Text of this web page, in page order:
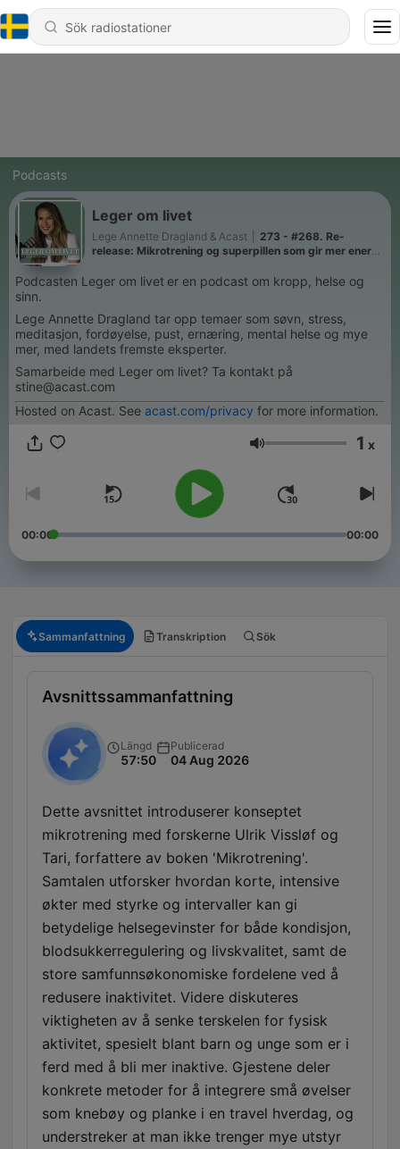
Podcasts
Leger om livet
Lege Annette Dragland & Acast
273 - #268. Re-
release: Mikrotrening og superpillen som gir mer energi,
Wisløff og forsker Atefe Tari.
Podcasten Leger om livet er en podcast om kropp, helse og
sinn.
Lege Annette Dragland tar opp temaer som søvn, stress,
meditasjon, fordøyelse, pust, ernæring, mental helse og mye
mer, med landets fremste eksperter.
Samarbeide med Leger om livet? Ta kontakt på
stine@acast.com
Hosted on Acast. See acast.com/privacy for more information.
Volym 1 x
00:00 00:00
Sammanfattning Transkription Sök
Avsnittssammanfattning
Längd
57:50
Publicerad
04 Aug 2026
Dette avsnittet introduserer konseptet
mikrotrening med forskerne Ulrik Vissløf og
Tari, forfattere av boken 'Mikrotrening'.
Samtalen utforsker hvordan korte, intensive
økter med styrke og intervaller kan gi
betydelige helsegevinster for både kondisjon,
blodsukkerregulering og livskvalitet, samt de
store samfunnsøkonomiske fordelene ved å
redusere inaktivitet. Videre diskuteres
viktigheten av å senke terskelen for fysisk
aktivitet, spesielt blant barn og unge som er i
ferd med å bli mer inaktive. Gjestene deler
konkrete metoder for å integrere små øvelser
som knebøy og planke i en travel hverdag, og
understreker at man ikke trenger mye utstyr